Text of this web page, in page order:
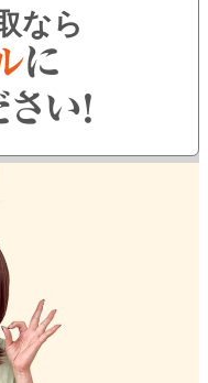
5302
※年末年始は除く）
ーム
なら